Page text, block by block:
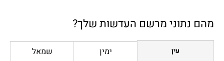
מהם נתוני מרשם העדשות שלך?
עין
ימין
שמאל